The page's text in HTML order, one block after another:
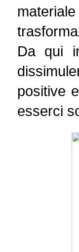
Da qui
positive
esserci